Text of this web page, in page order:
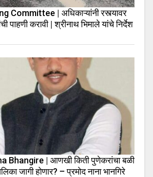
Committee | अधिकाऱ्यांनी रस्त्यावर
करावी | श्रीनाथ भिमाले यांचे निर्देश
Bhangire | आणखी किती पुणेकरांचा बळी
जागी होणार? – प्रमोद नाना भानगिरे